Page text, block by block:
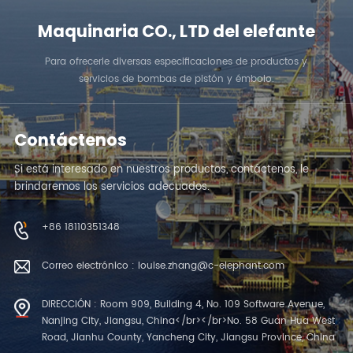
Maquinaria CO., LTD del elefante
Para ofrecerle diversas especificaciones de productos y
servicios de bombas de pistón y émbolo.
Contáctenos
Si está interesado en nuestros productos, contáctenos, le
brindaremos los servicios adecuados.
+86 18110351348
Correo electrónico : louise.zhang@c-elephant.com
DIRECCIÓN : Room 909, Building 4, No. 109 Software Avenue,
Nanjing City, Jiangsu, China</br></br>No. 58 Guan Hua West
Road, Jianhu County, Yancheng City, Jiangsu Province, China